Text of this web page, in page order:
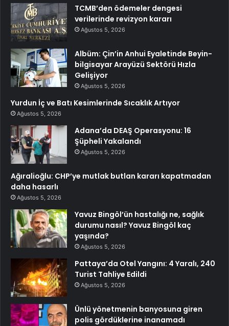
TCMB’den ödemeler dengesi
verilerinde revizyon kararı
Ağustos 5, 2026
Albüm: Çin’in Anhui Eyaletinde Beyin-
bilgisayar Arayüzü Sektörü Hızla
Gelişiyor
Ağustos 5, 2026
Yurdun İç ve Batı Kesimlerinde Sıcaklık Artıyor
Ağustos 5, 2026
Adana’da DEAŞ Operasyonu: 16
Şüpheli Yakalandı
Ağustos 5, 2026
Ağıralioğlu: CHP’ye mutlak butlan kararı kapatmadan
daha hasarlı
Ağustos 5, 2026
Yavuz Bingöl’ün hastalığı ne, sağlık
durumu nasıl? Yavuz Bingöl kaç
yaşında?
Ağustos 5, 2026
Pattaya’da Otel Yangını: 4 Yaralı, 240
Turist Tahliye Edildi
Ağustos 5, 2026
Ünlü yönetmenin banyosuna giren
polis gördüklerine inanamadı